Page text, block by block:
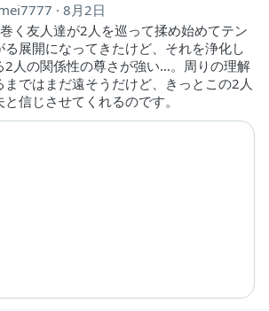
8月2日
く友人達が2人を巡って揉め始めてテン
る展開になってきたけど、それを浄化し
2人の関係性の尊さが強い…。周りの理解
まではまだ遠そうだけど、きっとこの2人
信じさせてくれるのです。